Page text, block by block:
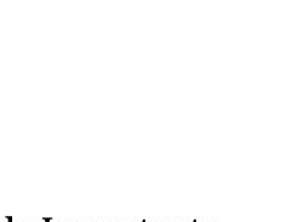
economia Europei și